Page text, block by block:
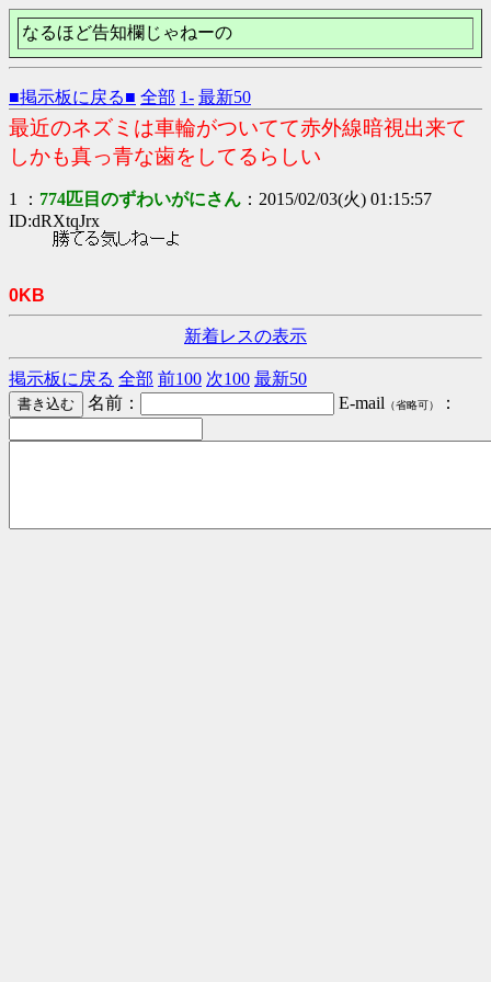
なるほど告知欄じゃねーの
■掲示板に戻る■ 全部 1- 最新50
最近のネズミは車輪がついてて赤外線暗視出来て
しかも真っ青な歯をしてるらしい
1 ： 774匹目のずわいがにさん ：2015/02/03(火) 01:15:57
ID:dRXtqJrx
勝てる気しねーよ
0KB
新着レスの表示
掲示板に戻る 全部 前100 次100 最新50
名前：
E-mail （省略可） ：